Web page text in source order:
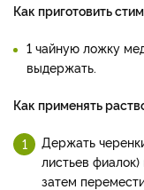
Как приготовить
1 чайную ложку
выдержать.
Как применять
Держать
листьев
затем